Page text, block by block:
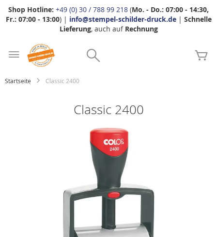
Shop Hotline: +49 (0) 30 / 788 99 218 (Mo. - Do.: 07:00 - 14:30,
Fr.: 07:00 - 13:00) | info@stempel-schilder-druck.de| Schnelle
Lieferung, auch auf Rechnung
Startseite Classic 2400
Classic 2400